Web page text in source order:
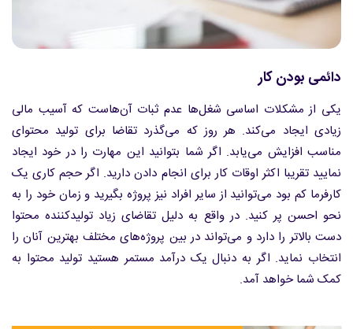
دائمی بودن کار
یکی از مشکلات اساسی شغل‌ها عدم ثبات آن‌هاست که آسیب مالی
زیادی ایجاد می‌کند. هر روز که می‌گذرد تقاضا برای تولید محتوای
مناسب افزایش می‌یابد. اگر شما بتوانید این مهارت را در خود ایجاد
نمایید تقریبا اکثر اوقات کار برای انجام دادن دارید. اگر حجم کاری یک
کارفرما کم بود می‌توانید از سایر افراد نیز پروژه بگیرید و زمان خود را به
نحو احسن پر کنید. در واقع به دلیل تقاضای زیاد تولیدکننده محتوا
دست بالاتر را دارد و می‌تواند در بین پروژه‌های مختلف بهترین آنان را
انتخاب نماید. اگر به دنبال یک درآمد مستمر هستید تولید محتوا به
کمک شما خواهد آمد.